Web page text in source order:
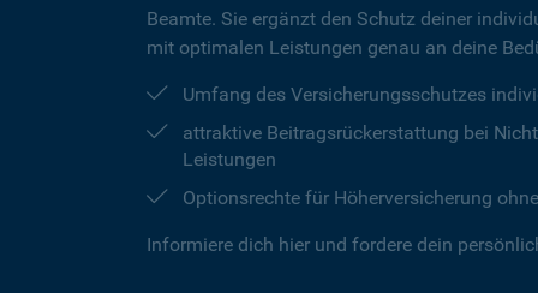
Beamte. Sie ergänzt den Schutz deiner
mit optimalen Leistungen genau an deine
Umfang des Versicherungsschutzes
attraktive Beitragsrückerstattung bei
Leistungen
Optionsrechte für Höherversicherung
Informiere dich hier und fordere dein